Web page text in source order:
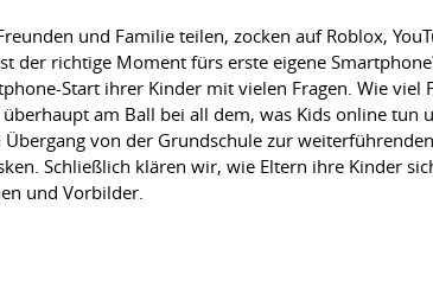
und Familie teilen, zocken auf Roblox,
der richtige Moment fürs erste eigene
Start ihrer Kinder mit vielen Fragen. Wie viel
am Ball bei all dem, was Kids online
von der Grundschule zur
Schließlich klären wir, wie Eltern ihre Kinder
und Vorbilder.